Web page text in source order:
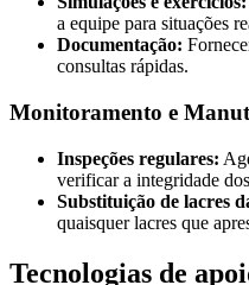
a equipe para situações
Documentação:
consultas rápidas.
Monitoramento e
Inspeções regulares:
verificar a integridade
Substituição de lacres
quaisquer lacres que
Tecnologias de